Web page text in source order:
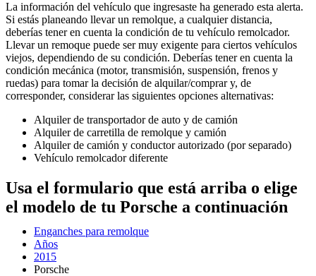
La información del vehículo que ingresaste ha generado esta alerta.
Si estás planeando llevar un remolque, a cualquier distancia,
deberías tener en cuenta la condición de tu vehículo remolcador.
Llevar un remoque puede ser muy exigente para ciertos vehículos
viejos, dependiendo de su condición. Deberías tener en cuenta la
condición mecánica (motor, transmisión, suspensión, frenos y
ruedas) para tomar la decisión de alquilar/comprar y, de
corresponder, considerar las siguientes opciones alternativas:
Alquiler de transportador de auto y de camión
Alquiler de carretilla de remolque y camión
Alquiler de camión y conductor autorizado (por separado)
Vehículo remolcador diferente
Usa el formulario que está arriba o elige
el modelo de tu Porsche a continuación
Enganches para remolque
Años
2015
Porsche